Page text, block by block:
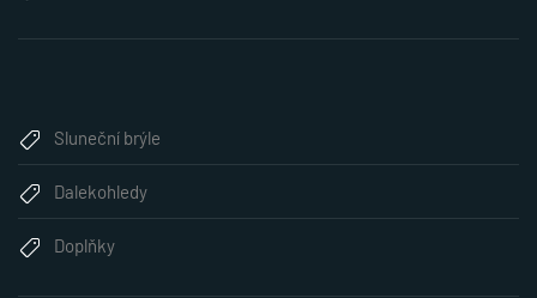
Sluneční brýle
Dalekohledy
Doplňky